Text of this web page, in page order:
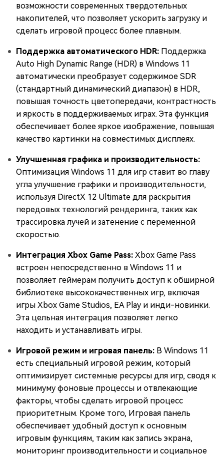
возможности современных твердотельных
накопителей, что позволяет ускорить загрузку и
сделать игровой процесс более плавным.
Поддержка автоматического HDR: Поддержка
Auto High Dynamic Range (HDR) в Windows 11
автоматически преобразует содержимое SDR
(стандартный динамический диапазон) в HDR,
повышая точность цветопередачи, контрастность
и яркость в поддерживаемых играх. Эта функция
обеспечивает более яркое изображение, повышая
качество картинки на совместимых дисплеях.
Улучшенная графика и производительность:
Оптимизация Windows 11 для игр ставит во главу
угла улучшение графики и производительности,
используя DirectX 12 Ultimate для раскрытия
передовых технологий рендеринга, таких как
трассировка лучей и затенение с переменной
скоростью.
Интеграция Xbox Game Pass: Xbox Game Pass
встроен непосредственно в Windows 11 и
позволяет геймерам получить доступ к обширной
библиотеке высококачественных игр, включая
игры Xbox Game Studios, EA Play и инди-новинки.
Эта цельная интеграция позволяет легко
находить и устанавливать игры.
Игровой режим и игровая панель: В Windows 11
есть специальный игровой режим, который
оптимизирует системные ресурсы для игр, сводя к
минимуму фоновые процессы и отвлекающие
факторы, чтобы сделать игровой процесс
приоритетным. Кроме того, Игровая панель
обеспечивает удобный доступ к основным
игровым функциям, таким как запись экрана,
мониторинг производительности и социальное